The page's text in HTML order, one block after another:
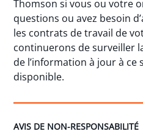
Thomson si vous ou votre
questions ou avez besoin
les contrats de travail de
continuerons de surveiller
de l’information à jour à ce
disponible.
AVIS DE NON-RESPONSABILITÉ